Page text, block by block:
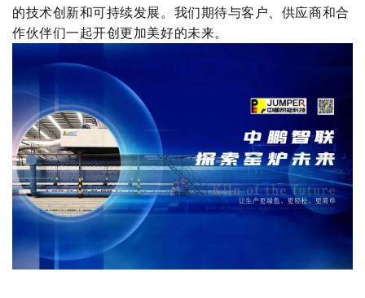
的技术创新和可持续发展。我们期待与客户、供应商和合
作伙伴们一起开创更加美好的未来。